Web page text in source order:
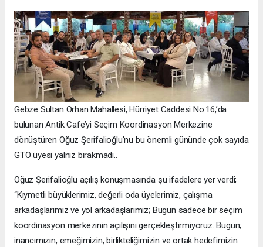
Gebze Sultan Orhan Mahallesi, Hürriyet Caddesi No:16,’da
bulunan Antik Cafe’yi Seçim Koordinasyon Merkezine
dönüştüren Oğuz Şerifalioğlu’nu bu önemli gününde çok sayıda
GTO üyesi yalnız bırakmadı..
Oğuz Şerifalioğlu açılış konuşmasında şu ifadelere yer verdi;
“Kıymetli büyüklerimiz, değerli oda üyelerimiz, çalışma
arkadaşlarımız ve yol arkadaşlarımız; Bugün sadece bir seçim
koordinasyon merkezinin açılışını gerçekleştirmiyoruz. Bugün;
inancımızın, emeğimizin, birlikteliğimizin ve ortak hedefimizin